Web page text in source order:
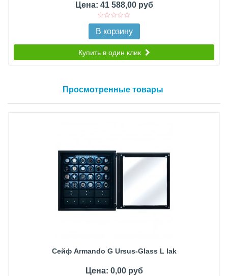
Цена: 41 588,00 руб
В корзину
Купить в один клик
Просмотренные товары
Сейф Armando G Ursus-Glass L lak
Цена: 0,00 руб